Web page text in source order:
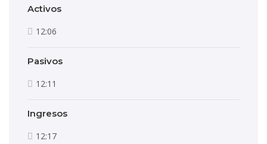
Activos
12:06
Pasivos
12:11
Ingresos
12:17